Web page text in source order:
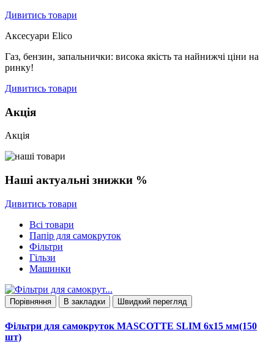
Дивитись товари
Аксесуари Elico
Газ, бензин, запальнички: висока якість та найнижчі ціни на
ринку!
Дивитись товари
Акція
Акція
Наші актуальні знижки %
Дивитись товари
Всі товари
Папір для самокруток
Фільтри
Гільзи
Машинки
Порівняння В закладки Швидкий перегляд
Фільтри для самокруток MASCOTTE SLIM 6х15 мм(150
шт)